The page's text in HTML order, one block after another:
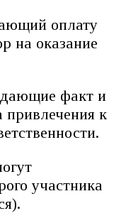
оплату
на оказание
факт и
привлечения к
участника